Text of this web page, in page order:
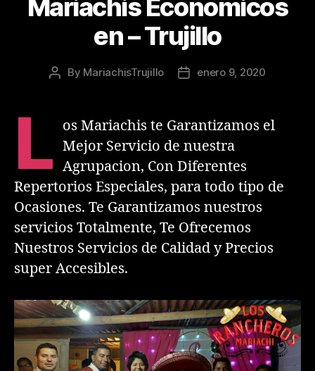
Mariachis Economicos
en – Trujillo
Post
By MariachisTrujillo
Postenero 9, 2020
L os Mariachis te Garantizamos el
Mejor Servicio de nuestra
Agrupacion, Con Diferentes
Repertorios Especiales, para todo tipo de
Ocasiones. Te Garantizamos nuestros
servicios Totalmente, Te Ofrecemos
Nuestros Servicios de Calidad y Precios
super Accesibles.